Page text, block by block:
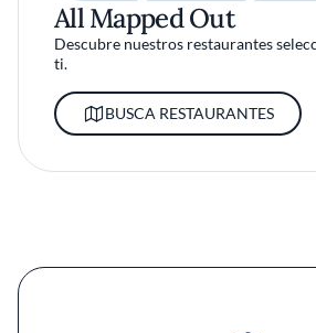
All Mapped Out
Descubre nuestros restaurantes
ti.
BUSCA RESTAURANTES